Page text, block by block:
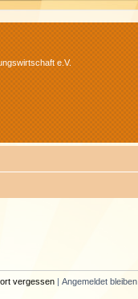
e.V.
vergessen Angemeldet bleiben